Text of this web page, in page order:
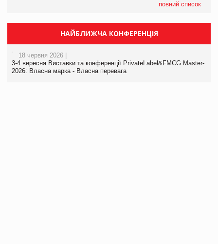
повний список
НАЙБЛИЖЧА КОНФЕРЕНЦІЯ
18 червня 2026 |
3-4 вересня Виставки та конференції PrivateLabel&FMCG Master-
2026: Власна марка - Власна перевага